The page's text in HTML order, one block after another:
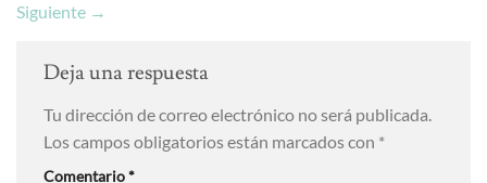
Siguiente →
Deja una respuesta
Tu dirección de correo electrónico no será publicada.
Los campos obligatorios están marcados con *
Comentario*